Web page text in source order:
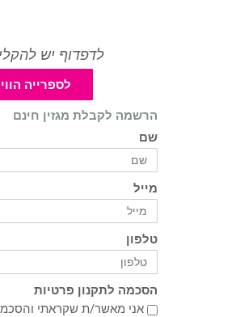
לדפדוף יש
לספרייה
הרשמה לקבלת מגזין חינם
שם
מייל
טלפון
הסכמה לתקנון פרטיות
אני מאשר/ת שקראתי